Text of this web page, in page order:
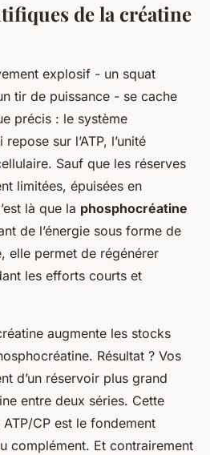
de la créatine
explosif - un squat
tir de puissance - se cache
précis : le système
sur l’ATP, l’unité
Sauf que les réserves
limitées, épuisées en
là que la phosphocréatine
de l’énergie sous forme de
elle permet de régénérer
les efforts courts et
augmente les stocks
Résultat ? Vos
d’un réservoir plus grand
entre deux séries. Cette
CP est le fondement
complément. Et contrairement